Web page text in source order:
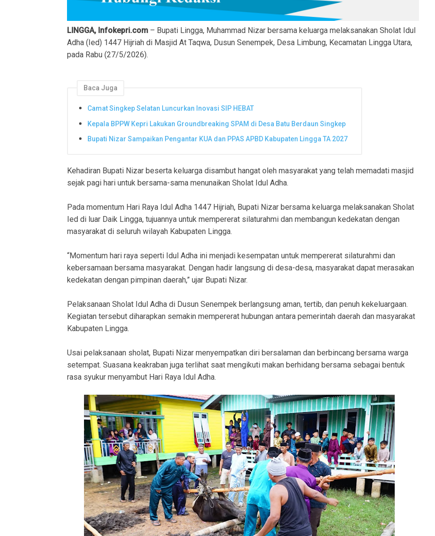
LINGGA, Infokepri.com – Bupati Lingga, Muhammad Nizar bersama keluarga melaksanakan Sholat Idul
Adha (Ied) 1447 Hijriah di Masjid At Taqwa, Dusun Senempek, Desa Limbung, Kecamatan Lingga Utara,
pada Rabu (27/5/2026).
Baca Juga
Camat Singkep Selatan Luncurkan Inovasi SIP HEBAT
Kepala BPPW Kepri Lakukan Groundbreaking SPAM di Desa Batu Berdaun Singkep
Bupati Nizar Sampaikan Pengantar KUA dan PPAS APBD Kabupaten Lingga TA 2027
Kehadiran Bupati Nizar beserta keluarga disambut hangat oleh masyarakat yang telah memadati masjid
sejak pagi hari untuk bersama-sama menunaikan Sholat Idul Adha.
Pada momentum Hari Raya Idul Adha 1447 Hijriah, Bupati Nizar bersama keluarga melaksanakan Sholat
Ied di luar Daik Lingga, tujuannya untuk mempererat silaturahmi dan membangun kedekatan dengan
masyarakat di seluruh wilayah Kabupaten Lingga.
“Momentum hari raya seperti Idul Adha ini menjadi kesempatan untuk mempererat silaturahmi dan
kebersamaan bersama masyarakat. Dengan hadir langsung di desa-desa, masyarakat dapat merasakan
kedekatan dengan pimpinan daerah,” ujar Bupati Nizar.
Pelaksanaan Sholat Idul Adha di Dusun Senempek berlangsung aman, tertib, dan penuh kekeluargaan.
Kegiatan tersebut diharapkan semakin mempererat hubungan antara pemerintah daerah dan masyarakat
Kabupaten Lingga.
Usai pelaksanaan sholat, Bupati Nizar menyempatkan diri bersalaman dan berbincang bersama warga
setempat. Suasana keakraban juga terlihat saat mengikuti makan berhidang bersama sebagai bentuk
rasa syukur menyambut Hari Raya Idul Adha.